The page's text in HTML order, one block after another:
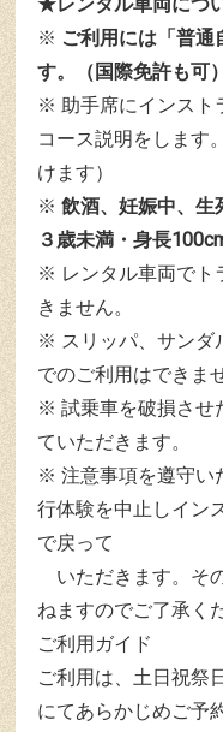
ご利用には「普
す。（国際免許も可）
助手席にインスト
コース説明をします
けます）
飲酒、妊娠中、生
３歳未満・身長
レンタル車両で
きません。
スリッパ、サンダ
でのご利用はできま
試乗車を破損させ
ていただきます。
注意事項を遵守い
行体験を中止しイン
で戻って
いただきます。そ
ねますのでご了承く
ご利用ガイド
ご利用は、土日祝祭
にてあらかじめご予